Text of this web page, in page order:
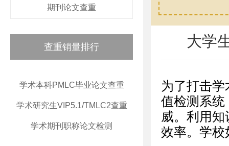
期刊论文查重
查重销量排行
学术本科PMLC毕业论文查重
学术研究生VIP5.1/TMLC2查重
学术期刊职称论文检测
大学
为了打击
值检测系统
威。利用
效率。学校